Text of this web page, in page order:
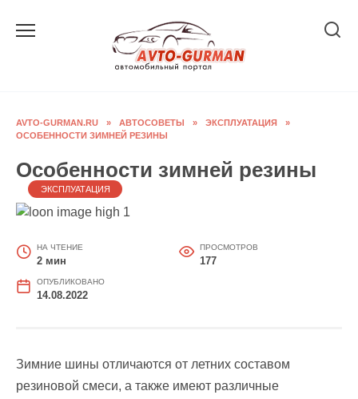
AVTO-GURMAN.RU » АВТОСОВЕТЫ » ЭКСПЛУАТАЦИЯ
»
ОСОБЕННОСТИ ЗИМНЕЙ РЕЗИНЫ
Особенности зимней резины
ЭКСПЛУАТАЦИЯ
НА ЧТЕНИЕ
2 мин
ПРОСМОТРОВ
177
ОПУБЛИКОВАНО
14.08.2022
Зимние шины отличаются от летних составом
резиновой смеси, а также имеют различные